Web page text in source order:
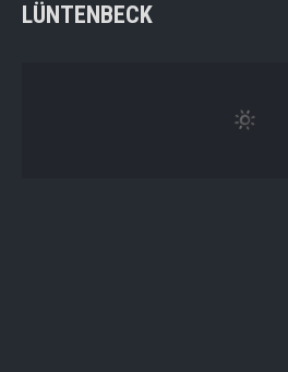
LÜNTENBECK